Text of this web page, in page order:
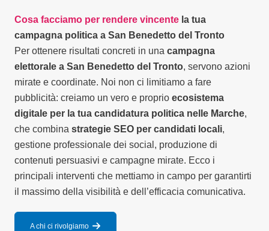
Cosa facciamo per rendere vincente la tua
campagna politica a San Benedetto del Tronto
Per ottenere risultati concreti in una campagna
elettorale a San Benedetto del Tronto, servono azioni
mirate e coordinate. Noi non ci limitiamo a fare
pubblicità: creiamo un vero e proprio ecosistema
digitale per la tua candidatura politica nelle Marche,
che combina strategie SEO per candidati locali,
gestione professionale dei social, produzione di
contenuti persuasivi e campagne mirate. Ecco i
principali interventi che mettiamo in campo per garantirti
il massimo della visibilità e dell’efficacia comunicativa.
A chi ci rivolgiamo